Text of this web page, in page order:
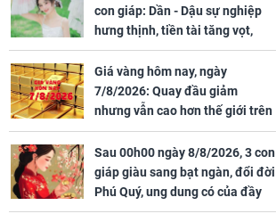
con giáp: Dần - Dậu sự nghiệp
hưng thịnh, tiền tài tăng vọt,
Mão - Thân công việc bất trắc,
tiền mất tật mang
Giá vàng hôm nay, ngày
7/8/2026: Quay đầu giảm
nhưng vẫn cao hơn thế giới trên
7 triệu đồng
Sau 00h00 ngày 8/8/2026, 3 con
giáp giàu sang bạt ngàn, đổi đời
Phú Quý, ung dung có của đầy
nhà, ngày càng hưng thịnh sung